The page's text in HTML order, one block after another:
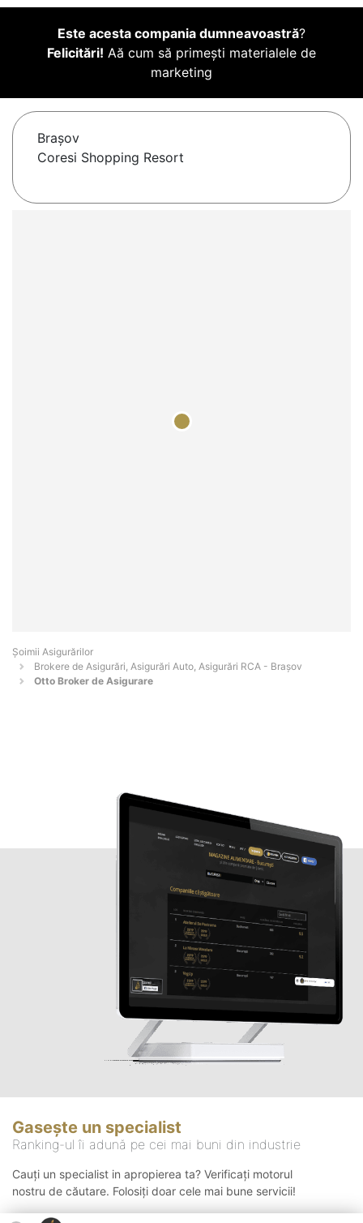
Este acesta compania dumneavoastră?
Felicitări! Aă cum să primești materialele de
marketing
Braşov
Coresi Shopping Resort
Șoimii Asigurărilor
Brokere de Asigurări, Asigurări Auto, Asigurări RCA - Braşov
Otto Broker de Asigurare
Gasește un specialist
Ranking-ul îi adună pe cei mai buni din industrie
Cauți un specialist in apropierea ta? Verificați motorul
nostru de căutare. Folosiți doar cele mai bune servicii!